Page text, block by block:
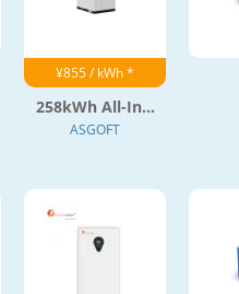
¥855 / kWh *
258kWh All-In...
ASGOFT